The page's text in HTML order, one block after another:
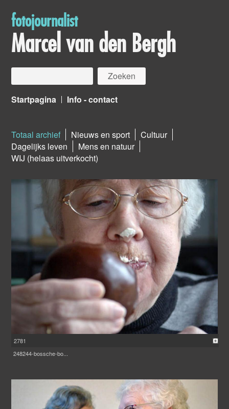
fotojournalist
Marcel van den Bergh
Startpagina Info - contact
Totaal archief Nieuws en sport
Cultuur
Dagelijks leven
Mens en natuur
WIJ (helaas uitverkocht)
2781
248244-bossche-bo...